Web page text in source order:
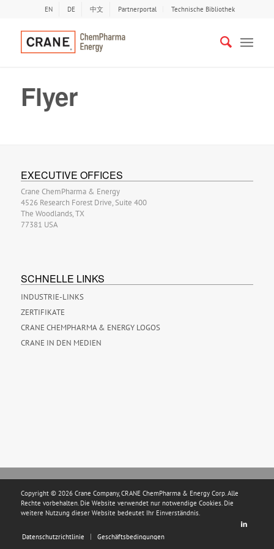
EN DE 中文 Partnerportal Technische Bibliothek
Flyer
EXECUTIVE OFFICES
Crane ChemPharma & Energy
4526 Research Forest Drive, Suite 400
The Woodlands, TX
77381 USA
SCHNELLE LINKS
INDUSTRIE-LINKS
ZERTIFIKATE
CRANE CHEMPHARMA & ENERGY LOGOS
CRANE IN DEN MEDIEN
Copyright © 2026 Crane Company, CRANE ChemPharma & Energy Corp. Alle
Rechte vorbehalten. Die Website verwendet nur notwendige Cookies. Die
weitere Nutzung dieser Website bedeutet Ihr Einverständnis.
Datenschutzrichtlinie Geschäftsbedingungen